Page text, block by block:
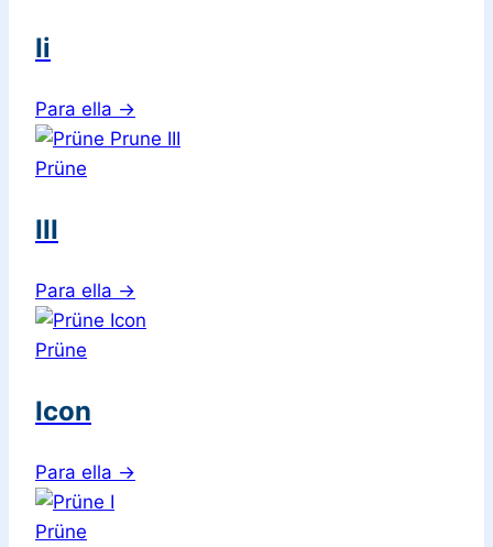
Ii
Para ella →
Prüne
III
Para ella →
Prüne
Icon
Para ella →
Prüne